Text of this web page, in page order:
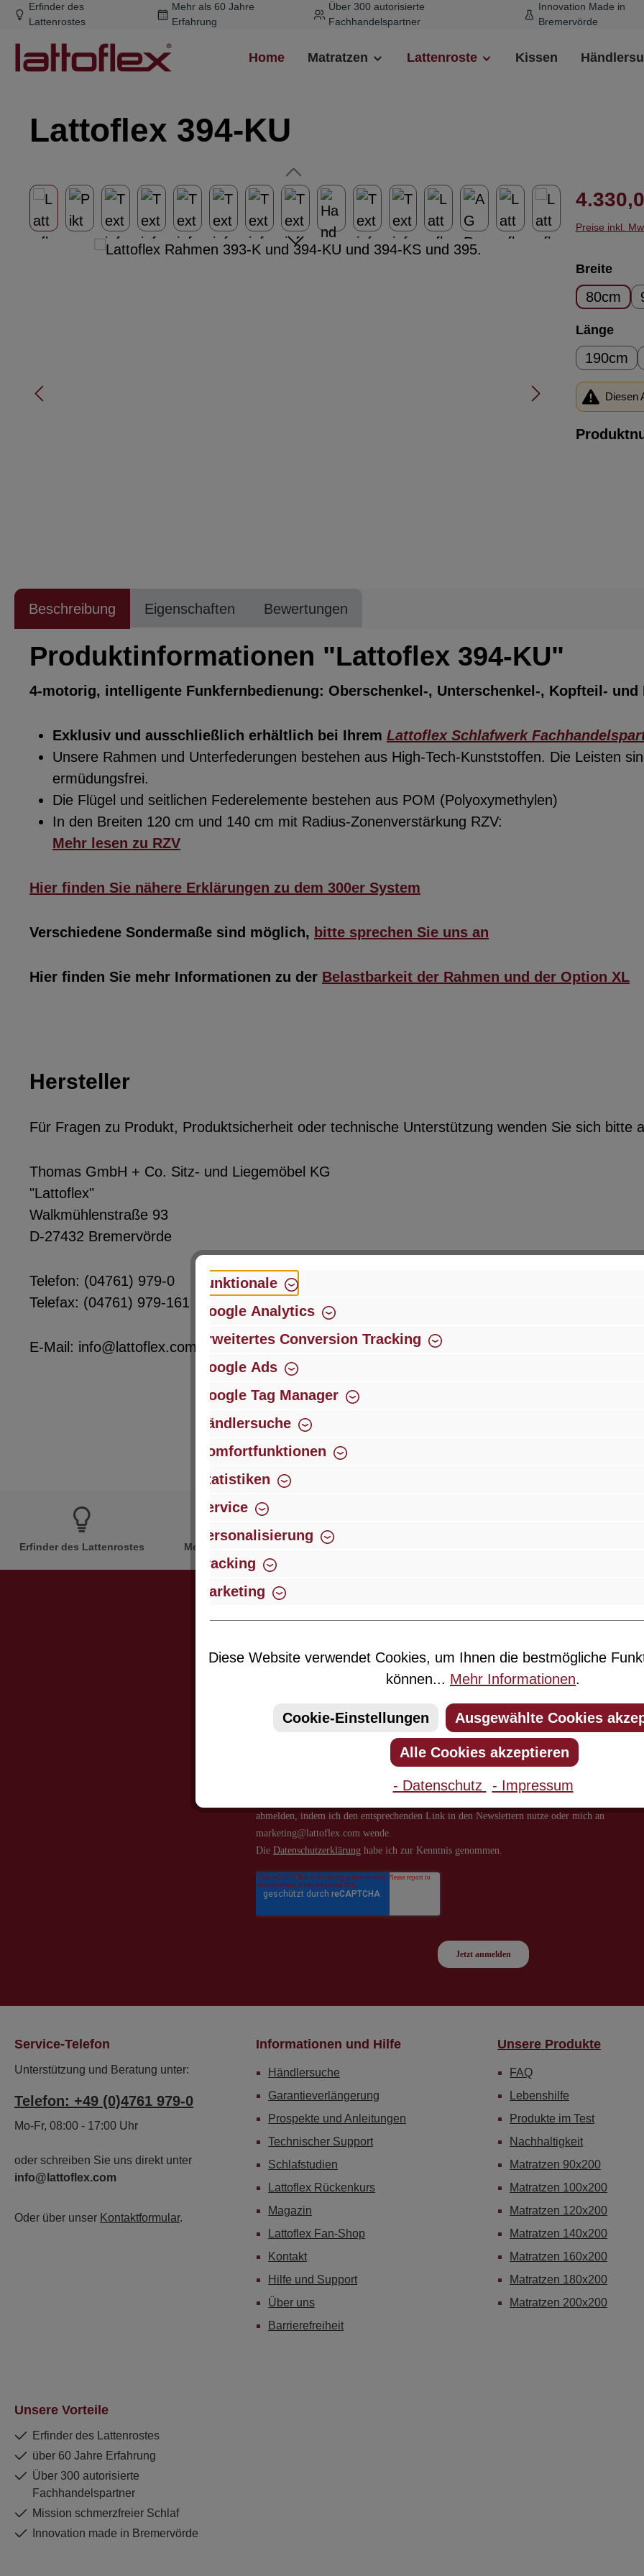
Hauptinhalt springen
Zur Suche springen
Zur Hauptnavigation springen
Erfinder des
Lattenrostes
Mehr als 60 Jahre
Erfahrung
Über 300 autorisierte
Fachhandelspartner
Innovation Made in
Bremervörde
Home Matratzen Lattenroste Kissen
Lattoflex 394-KU
Bildergalerie überspringen Regulärer
Preise inkl.
Breite
80cm
Länge
190cm
Diesen
Beschreibung Eigenschaften Bewertungen
Produktinformationen "Lattoflex 394-KU"
4-motorig, intelligente Funkfernbedienung: Oberschenkel-, Unterschenkel-, Kopfteil- und
Exklusiv und ausschließlich erhältlich bei Ihrem Lattoflex Schlafwerk
Unsere Rahmen und Unterfederungen bestehen aus High-Tech-Kunststoffen. Die Leisten
ermüdungsfrei.
Die Flügel und seitlichen Federelemente bestehen aus POM (Polyoxymethylen)
In den Breiten 120 cm und 140 cm mit Radius-Zonenverstärkung RZV:
Mehr lesen zu RZV
Hier finden Sie nähere Erklärungen zu dem 300er System
Verschiedene Sondermaße sind möglich, bitte sprechen Sie uns an
Hier finden Sie mehr Informationen zu der Belastbarkeit der Rahmen und der Option XL
Hersteller
Für Fragen zu Produkt, Produktsicherheit oder technische Unterstützung wenden Sie sich bitte
Thomas GmbH + Co. Sitz- und Liegemöbel KG
"Lattoflex"
Walkmühlenstraße 93
D-27432 Bremervörde
Telefon: (04761) 979-0
Telefax: (04761) 979-161
E-Mail: info@lattoflex.com
Erfinder des Lattenrostes Mehr als 60 Jahre Erfahrung
werden stets unter den Ersten sein, über neue Produkte und Angebote
Service-Telefon
Unterstützung und Beratung unter:
Telefon: +49 (0)4761 979-0
Mo-Fr, 08:00 - 17:00 Uhr
oder schreiben Sie uns direkt unter
info@lattoflex.com
Oder über unser Kontaktformular.
Informationen und Hilfe
Händlersuche
Garantieverlängerung
Prospekte und Anleitungen
Technischer Support
Schlafstudien
Lattoflex Rückenkurs
Magazin
Lattoflex Fan-Shop
Kontakt
Hilfe und Support
Über uns
Barrierefreiheit
Unsere Produkte
FAQ
Lebenshilfe
Produkte im Test
Nachhaltigkeit
Matratzen 90x200
Matratzen 100x200
Matratzen 120x200
Matratzen 140x200
Matratzen 160x200
Matratzen 180x200
Matratzen 200x200
Unsere Vorteile
Erfinder des Lattenrostes
über 60 Jahre Erfahrung
Über 300 autorisierte
Fachhandelspartner
Mission schmerzfreier Schlaf
Innovation made in Bremervörde
Funktionale
Google Analytics
Erweitertes Conversion Tracking
Google Ads
Google Tag Manager
Händlersuche
Komfortfunktionen
Statistiken
Service
Personalisierung
Tracking
Marketing
Diese Website verwendet Cookies, um Ihnen die bestmögliche
können... Mehr Informationen.
Cookie-Einstellungen Ausgewählte Cookies
Alle Cookies akzeptieren
- Datenschutz - Impressum